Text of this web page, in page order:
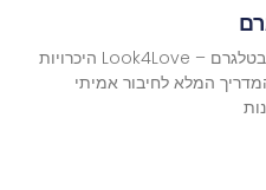
היכרויות עם קוקסינליות ישראליות בטלגרם – Look4Love היכרויות
המלא לחיבור אמיתי